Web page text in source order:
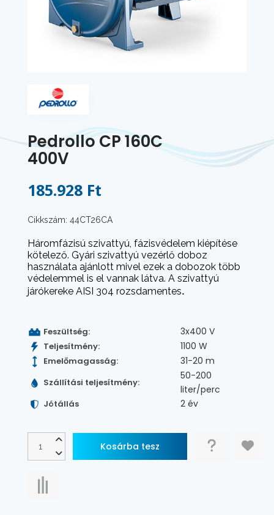
Pedrollo CP 160C
400V
185.928 Ft
Cikkszám: 44CT26CA
Háromfázisú szivattyú, fázisvédelem kiépítése
kötelező. Gyári szivattyú vezérlő doboz
használata ajánlott mivel ezek a dobozok több
védelemmel is el vannak látva. A szivattyú
járókereke AISI 304 rozsdamentes.
Feszültség: 3x400 V
Teljesítmény: 1100 W
Emelőmagasság: 31-20 m
Szállítási teljesítmény:
50-200
liter/perc
Jótállás 2 év